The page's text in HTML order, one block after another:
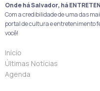
Onde há Salvador, há
Com a credibilidade de uma das
portal de cultura e entretenimento
você!
Início
Últimas Notícias
Agenda